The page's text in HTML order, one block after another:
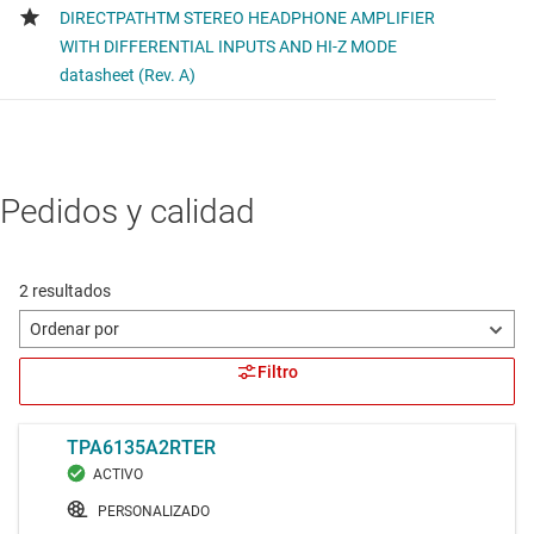
Pedidos y calidad